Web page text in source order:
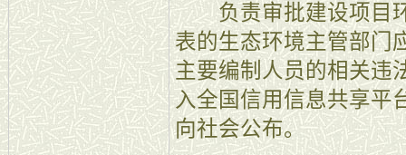
负责审批建设项目环
表的生态环境主管部门
主要编制人员的相关违
入全国信用信息共享平
向社会公布。